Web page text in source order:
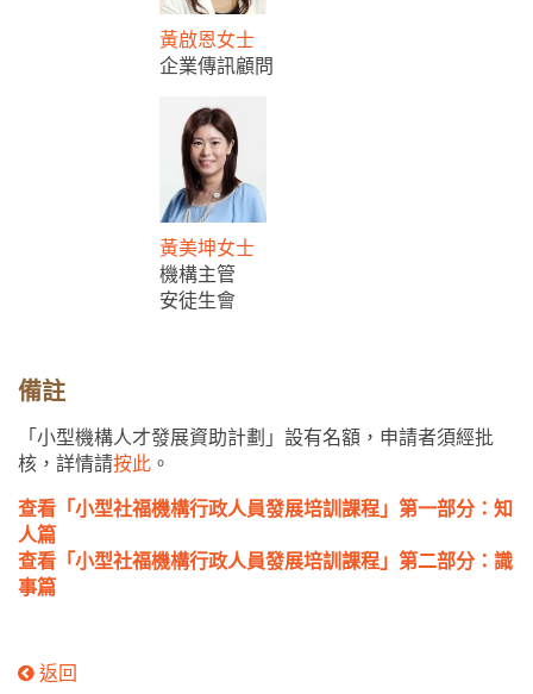
黃啟恩女士
企業傳訊顧問
黃美坤女士
機構主管
安徒生會
備註
「小型機構人才發展資助計劃」設有名額，申請者須經批
核，詳情請按此 。
查看「小型社福機構行政人員發展培訓課程」第一部分：知
人篇
查看「小型社福機構行政人員發展培訓課程」第二部分：識
事篇
返回